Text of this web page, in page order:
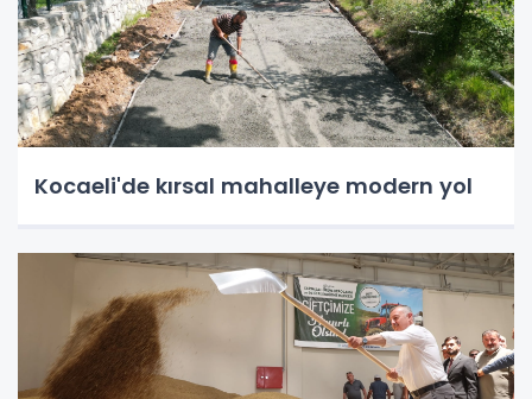
Kocaeli'de kırsal mahalleye modern yol